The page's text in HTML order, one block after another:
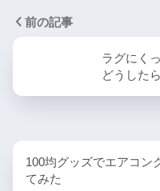
前の記事
ラグにく
どうした
100均グッズでエアコン
てみた